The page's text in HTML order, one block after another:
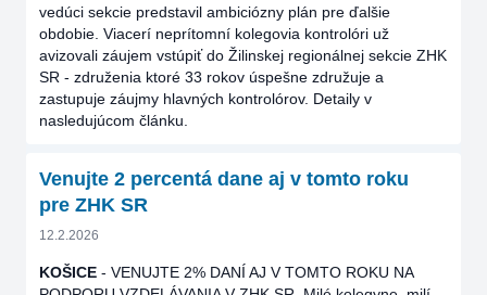
vedúci sekcie predstavil ambiciózny plán pre ďalšie
obdobie. Viacerí neprítomní kolegovia kontrolóri už
avizovali záujem vstúpiť do Žilinskej regionálnej sekcie ZHK
SR - združenia ktoré 33 rokov úspešne združuje a
zastupuje záujmy hlavných kontrolórov. Detaily v
nasledujúcom článku.
Venujte 2 percentá dane aj v tomto roku
pre ZHK SR
12.2.2026
KOŠICE - VENUJTE 2% DANÍ AJ V TOMTO ROKU NA